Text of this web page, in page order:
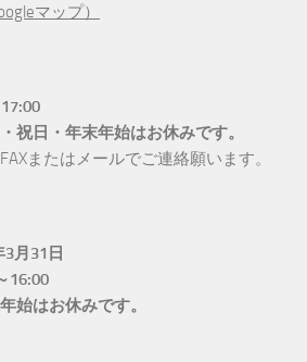
マップ）
祝日・年末年始はお休みです。
またはメールでご連絡願います。
月31日
16:00
始はお休みです。